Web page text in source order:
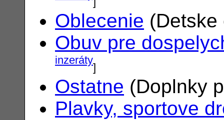
Oblecenie
Obuv pre
inzeráty]
Ostatne (Doplnky
Plavky, sportove